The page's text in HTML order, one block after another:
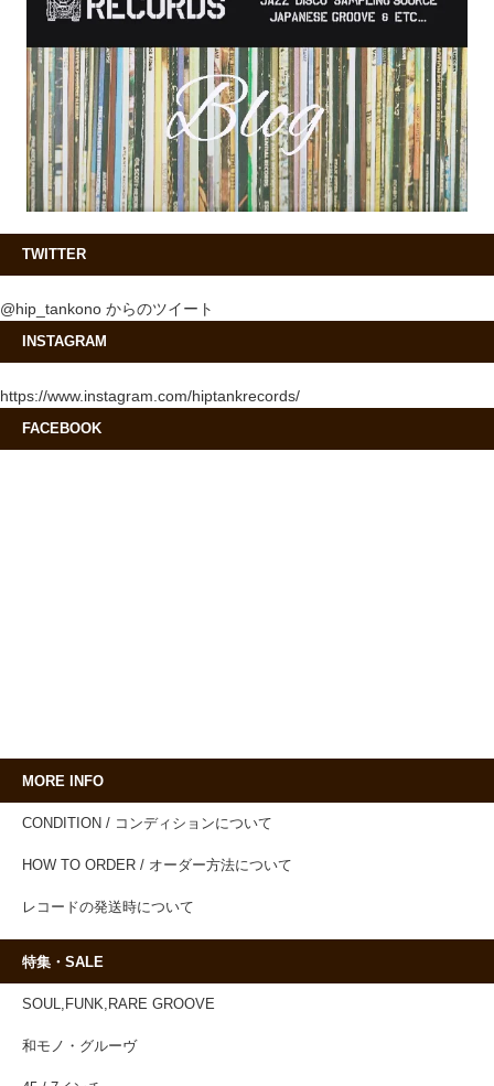
TWITTER
@hip_tankono からのツイート
INSTAGRAM
https://www.instagram.com/hiptankrecords/
FACEBOOK
MORE INFO
CONDITION / コンディションについて
HOW TO ORDER / オーダー方法について
レコードの発送時について
特集・SALE
SOUL,FUNK,RARE GROOVE
和モノ・グルーヴ